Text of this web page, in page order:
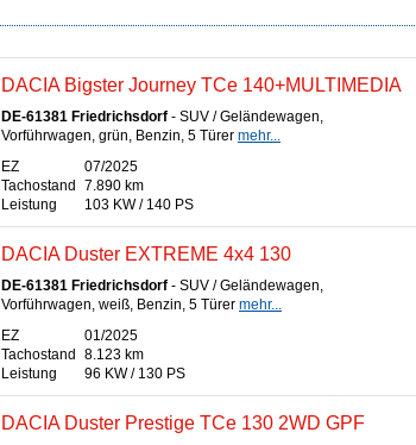
DACIA Bigster Journey TCe 140+MULTIMEDIA
DE-61381 Friedrichsdorf - SUV / Geländewagen,
Vorführwagen, grün, Benzin, 5 Türer mehr...
EZ
07/2025
Tachostand
7.890 km
Leistung
103 KW / 140 PS
DACIA Duster EXTREME 4x4 130
DE-61381 Friedrichsdorf - SUV / Geländewagen,
Vorführwagen, weiß, Benzin, 5 Türer mehr...
EZ
01/2025
Tachostand
8.123 km
Leistung
96 KW / 130 PS
DACIA Duster Prestige TCe 130 2WD GPF